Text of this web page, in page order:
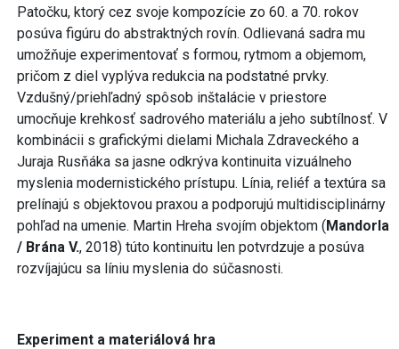
Patočku, ktorý cez svoje kompozície zo 60. a 70. rokov
posúva figúru do abstraktných rovín. Odlievaná sadra mu
umožňuje experimentovať s formou, rytmom a objemom,
pričom z diel vyplýva redukcia na podstatné prvky.
Vzdušný/priehľadný spôsob inštalácie v priestore
umocňuje krehkosť sadrového materiálu a jeho subtílnosť. V
kombinácii s grafickými dielami Michala Zdraveckého a
Juraja Rusňáka sa jasne odkrýva kontinuita vizuálneho
myslenia modernistického prístupu. Línia, reliéf a textúra sa
prelínajú s objektovou praxou a podporujú multidisciplinárny
pohľad na umenie. Martin Hreha svojím objektom (Mandorla
/ Brána V., 2018) túto kontinuitu len potvrdzuje a posúva
rozvíjajúcu sa líniu myslenia do súčasnosti.
Experiment a materiálová hra